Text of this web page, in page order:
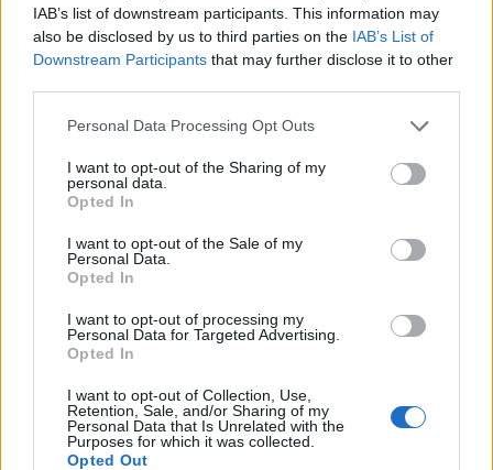
IAB’s list of downstream participants. This information may
also be disclosed by us to third parties on the IAB’s List of
Downstream Participants that may further disclose it to other
Personal Data Processing Opt Outs
I want to opt-out of the Sharing of my
personal data.
Opted In
I want to opt-out of the Sale of my
Personal Data.
Opted In
I want to opt-out of processing my
Personal Data for Targeted Advertising.
Opted In
I want to opt-out of Collection, Use,
Retention, Sale, and/or Sharing of my
Personal Data that Is Unrelated with the
Purposes for which it was collected.
Opted Out
15 giftige anakondaer
+1.000% EP/TEP ved avl i 48 timer. Aktiveres ved køb!
Pris:11,99 EUR
Markedshallen:
Mystisk planteskulptur II